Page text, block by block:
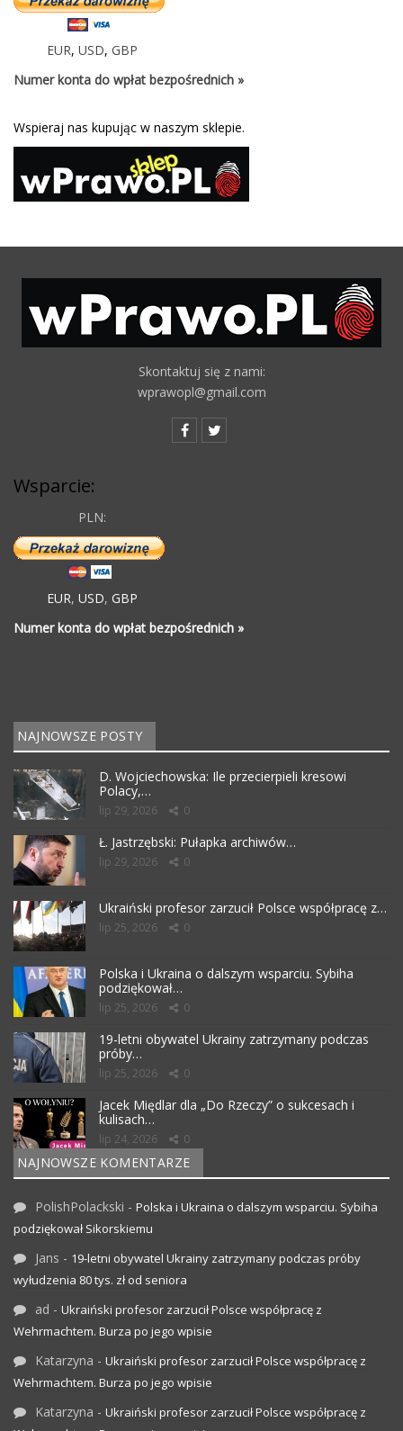
EUR, USD, GBP
Numer konta do wpłat bezpośrednich »
Wspieraj nas kupując w naszym sklepie.
Skontaktuj się z nami:
wprawopl@gmail.com
Wsparcie:
PLN:
EUR, USD, GBP
Numer konta do wpłat bezpośrednich »
NAJNOWSZE POSTY
D. Wojciechowska: Ile przecierpieli kresowi
Polacy,…
lip 29, 2026 0
Ł. Jastrzębski: Pułapka archiwów…
lip 29, 2026 0
Ukraiński profesor zarzucił Polsce współpracę z…
lip 25, 2026 0
Polska i Ukraina o dalszym wsparciu. Sybiha
podziękował…
lip 25, 2026 0
19-letni obywatel Ukrainy zatrzymany podczas
próby…
lip 25, 2026 0
Jacek Międlar dla „Do Rzeczy” o sukcesach i
kulisach…
lip 24, 2026 0
NAJNOWSZE KOMENTARZE
PolishPolackski - Polska i Ukraina o dalszym wsparciu. Sybiha
podziękował Sikorskiemu
Jans - 19-letni obywatel Ukrainy zatrzymany podczas próby
wyłudzenia 80 tys. zł od seniora
ad - Ukraiński profesor zarzucił Polsce współpracę z
Wehrmachtem. Burza po jego wpisie
Katarzyna - Ukraiński profesor zarzucił Polsce współpracę z
Wehrmachtem. Burza po jego wpisie
Katarzyna - Ukraiński profesor zarzucił Polsce współpracę z